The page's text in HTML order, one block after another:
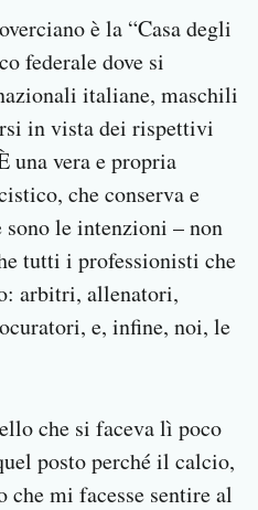
è la “Casa degli
federale dove si
italiane, maschili
in vista dei rispettivi
una vera e propria
che conserva e
sono le intenzioni – non
tutti i professionisti che
arbitri, allenatori,
e, infine, noi, le
che si faceva lì poco
posto perché il calcio,
che mi facesse sentire al